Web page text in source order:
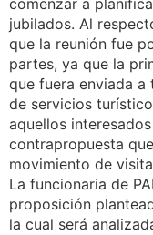
comenzar a
jubilados. Al
que la reunión fue
partes, ya que la
que fuera enviada
de servicios
aquellos
contrapropuesta
movimiento de
La funcionaria de
proposición
la cual será